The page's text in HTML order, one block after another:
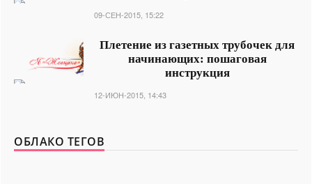
09-СЕН-2015, 15:22
Плетение из газетных трубочек для
начинающих: пошаговая
инструкция
12-ИЮН-2015, 14:43
ОБЛАКО ТЕГОВ